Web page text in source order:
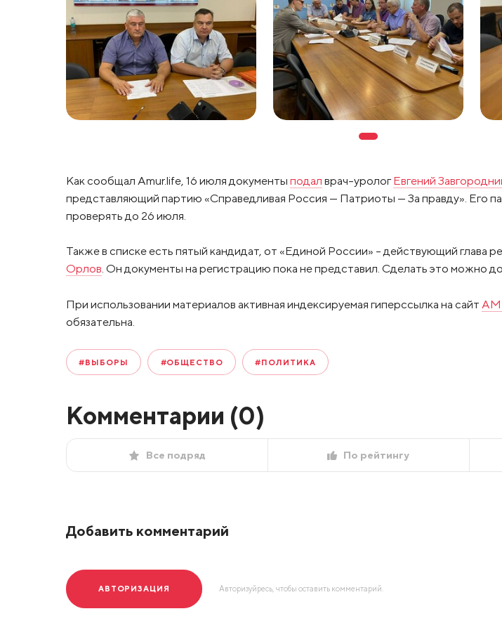
Как сообщал Amur.life, 16 июля документы подал врач-урологЕвгений
представляющий партию «Справедливая Россия — Патриоты — За правду». Его
проверять до 26 июля.
Также в списке есть пятый кандидат, от «Единой России» - действующий глава
Орлов. Он документы на регистрацию пока не представил. Сделать это можно
При использовании материалов активная индексируемая гиперссылка на сайт
обязательна.
#ВЫБОРЫ #ОБЩЕСТВО #ПОЛИТИКА
Комментарии (0)
Все подряд По рейтингу
Добавить комментарий
АВТОРИЗАЦИЯ Авторизуйресь, чтобы оставить комментарий.